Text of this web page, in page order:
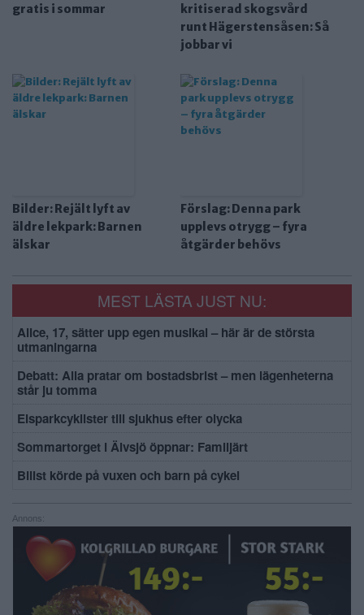
gratis i sommar
kritiserad skogsvård
runt Hägerstensåsen: Så
jobbar vi
Bilder: Rejält lyft av
äldre lekpark: Barnen
älskar
Förslag: Denna park
upplevs otrygg – fyra
åtgärder behövs
MEST LÄSTA JUST NU:
Alice, 17, sätter upp egen musikal – här är de största
utmaningarna
Debatt: Alla pratar om bostadsbrist – men lägenheterna
står ju tomma
Elsparkcyklister till sjukhus efter olycka
Sommartorget i Älvsjö öppnar: Familjärt
Bilist körde på vuxen och barn på cykel
Annons: